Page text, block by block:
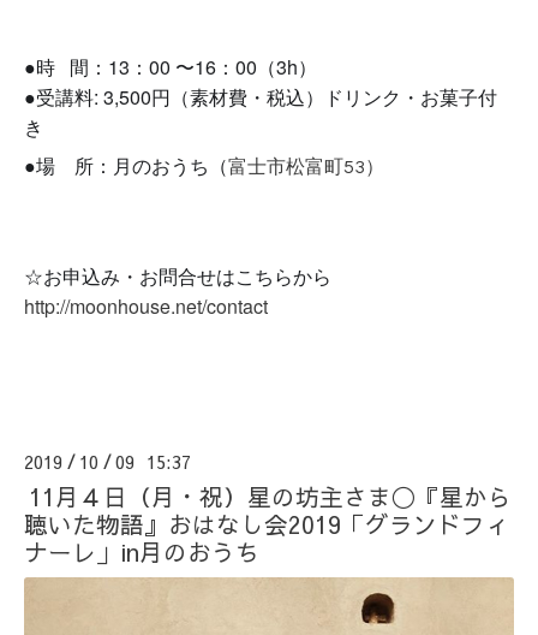
●時 間：13：00 〜16：00（3h）
●受講料: 3,500円（素材費・税込）ドリンク・お菓子付
き
●場 所：月のおうち（富士市松富町53）
☆お申込み・お問合せはこちらから
http://moonhouse.net/contact
2019 / 10 /09 15:37
11月４日（月・祝）星の坊主さま◯『星から
聴いた物語』おはなし会2019「グランドフィ
ナーレ」in月のおうち